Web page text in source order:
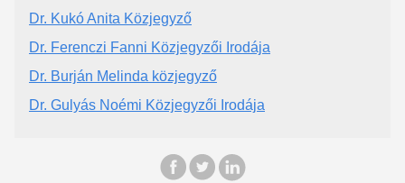
Dr. Kukó Anita Közjegyző
Dr. Ferenczi Fanni Közjegyzői Irodája
Dr. Burján Melinda közjegyző
Dr. Gulyás Noémi Közjegyzői Irodája